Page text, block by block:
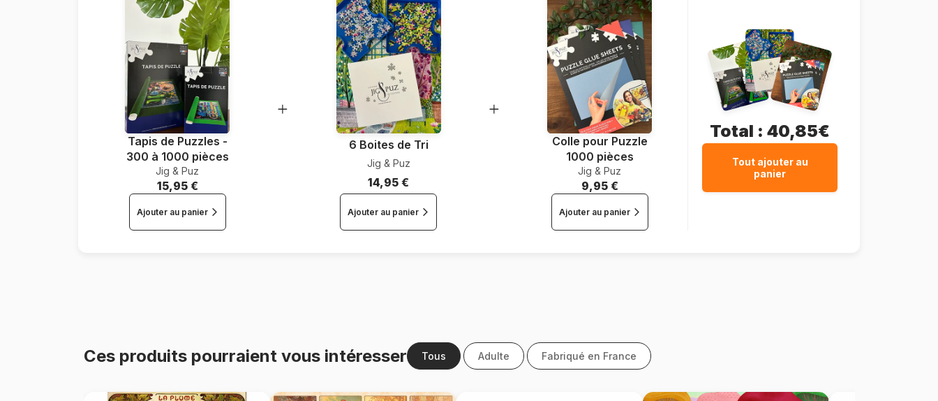
Tapis de Puzzles -
300 à 1000 pièces
Jig & Puz
15,95 €
Ajouter au panier
6 Boites de Tri
Jig & Puz
14,95 €
Ajouter au panier
Colle pour Puzzle
1000 pièces
Jig & Puz
9,95 €
Ajouter au panier
Total : 40,85€
Tout ajouter au
panier
Ces produits pourraient vous intéresser Tous Adulte Fabriqué en France